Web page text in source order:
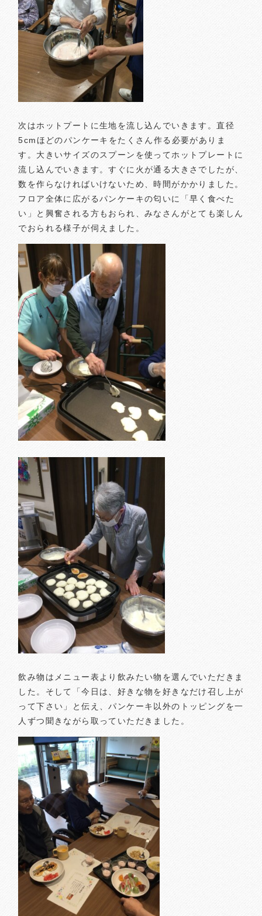
次はホットプートに生地を流し込んでいきます。直径
5cmほどのパンケーキをたくさん作る必要がありま
す。大きいサイズのスプーンを使ってホットプレートに
流し込んでいきます。すぐに火が通る大きさでしたが、
数を作らなければいけないため、時間がかかりました。
フロア全体に広がるパンケーキの匂いに「早く食べた
い」と興奮される方もおられ、みなさんがとても楽しん
でおられる様子が伺えました。
飲み物はメニュー表より飲みたい物を選んでいただきま
した。そして「今日は、好きな物を好きなだけ召し上が
って下さい」と伝え、パンケーキ以外のトッピングを一
人ずつ聞きながら取っていただきました。